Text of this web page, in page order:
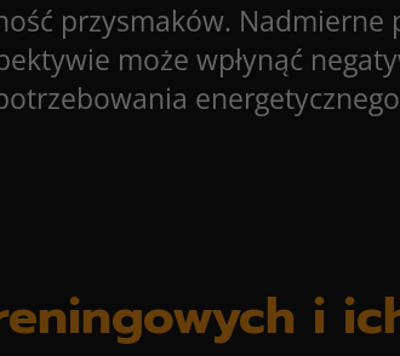
przysmaków.
może wpłynąć
i